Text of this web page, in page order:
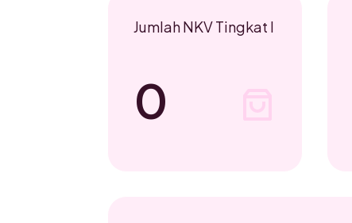
Jumlah NKV Tingkat I
0